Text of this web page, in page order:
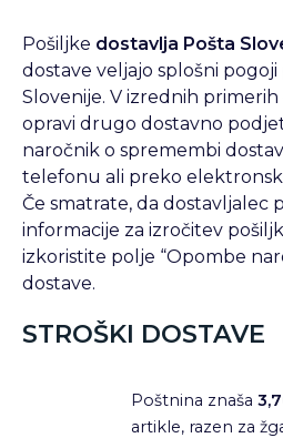
Pošiljke dostavlja Pošta
dostave veljajo splošni
Slovenije. V izrednih
opravi drugo dostavno
naročnik o spremembi
telefonu ali preko
Če smatrate, da
informacije za izročitev
izkoristite polje “Opombe
dostave.
STROŠKI DOSTAVE
Poštnina znaša
artikle, razen za